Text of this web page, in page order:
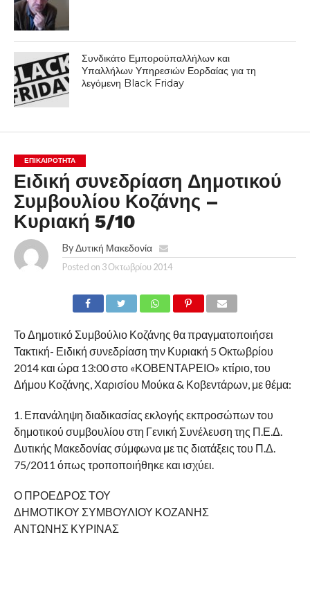
Συνδικάτο Εμποροϋπαλλήλων και
Υπαλλήλων Υπηρεσιών Εορδαίας για τη
λεγόμενη Black Friday
ΕΠΙΚΑΙΡΟΤΗΤΑ
Ειδική συνεδρίαση Δημοτικού
Συμβουλίου Κοζάνης –
Κυριακή 5/10
By Δυτική Μακεδονία
Posted on 3 Οκτωβρίου 2014
Το Δημοτικό Συμβούλιο Κοζάνης θα πραγματοποιήσει
Τακτική- Ειδική συνεδρίαση την Κυριακή 5 Οκτωβρίου
2014 και ώρα 13:00 στο «ΚΟΒΕΝΤΑΡΕΙΟ» κτίριο, του
Δήμου Κοζάνης, Χαρισίου Μούκα & Κοβεντάρων, με θέμα:
1. Επανάληψη διαδικασίας εκλογής εκπροσώπων του
δημοτικού συμβουλίου στη Γενική Συνέλευση της Π.Ε.Δ.
Δυτικής Μακεδονίας σύμφωνα με τις διατάξεις του Π.Δ.
75/2011 όπως τροποποιήθηκε και ισχύει.
Ο ΠΡΟΕΔΡΟΣ ΤΟΥ
ΔΗΜΟΤΙΚΟΥ ΣΥΜΒΟΥΛΙΟΥ ΚΟΖΑΝΗΣ
ΑΝΤΩΝΗΣ ΚΥΡΙΝΑΣ